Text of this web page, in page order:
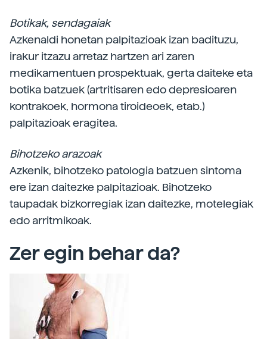
Botikak, sendagaiak
Azkenaldi honetan palpitazioak izan badituzu,
irakur itzazu arretaz hartzen ari zaren
medikamentuen prospektuak, gerta daiteke eta
botika batzuek (artritisaren edo depresioaren
kontrakoek, hormona tiroideoek, etab.)
palpitazioak eragitea.
Bihotzeko arazoak
Azkenik, bihotzeko patologia batzuen sintoma
ere izan daitezke palpitazioak. Bihotzeko
taupadak bizkorregiak izan daitezke, motelegiak
edo arritmikoak.
Zer egin behar da?